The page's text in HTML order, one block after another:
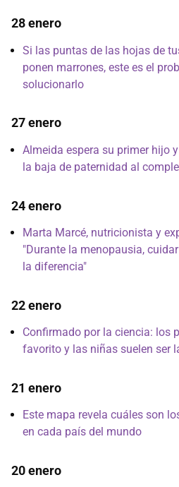
28 enero
Si las puntas de las hojas de
ponen marrones, este es el
solucionarlo
27 enero
Almeida espera su primer hijo
la baja de paternidad al
24 enero
Marta Marcé, nutricionista y
"Durante la menopausia,
la diferencia"
22 enero
Confirmado por la ciencia: los
favorito y las niñas suelen ser
21 enero
Este mapa revela cuáles son
en cada país del mundo
20 enero